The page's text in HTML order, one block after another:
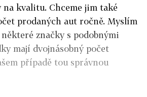
na kvalitu. Chceme jim také
prodaných aut ročně. Myslím
značky s podobnými
mají dvojnásobný počet
případě tou správnou